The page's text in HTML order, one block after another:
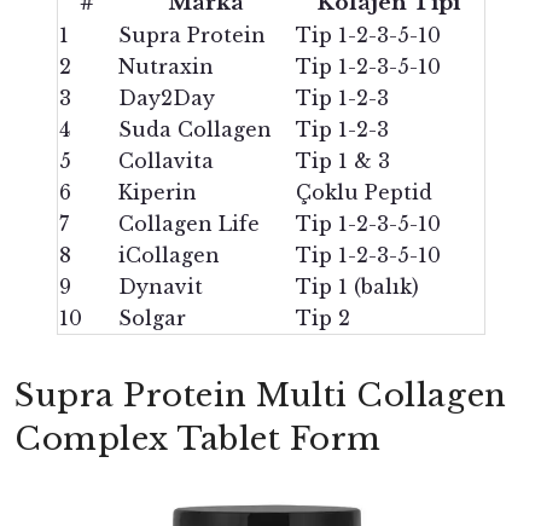
1 Supra Protein
Tip 1-2-3-5-10
2
Nutraxin
Tip 1-2-3-5-10
3
Day2Day
Tip 1-2-3
4
Suda Collagen
Tip 1-2-3
5
Collavita
Tip 1 & 3
6
Kiperin
Çoklu Peptid
7
Collagen Life
Tip 1-2-3-5-10
8
iCollagen
Tip 1-2-3-5-10
9
Dynavit
Tip 1 (balık)
10
Solgar Tip 2
Supra Protein Multi Collagen
Complex Tablet Form